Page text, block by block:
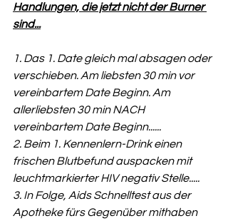
Handlungen, die jetzt nicht der Burner
sind...
1. Das 1. Date gleich mal absagen oder
verschieben. Am liebsten 30 min vor
vereinbartem Date Beginn. Am
allerliebsten 30 min NACH
vereinbartem Date Beginn......
2. Beim 1. Kennenlern-Drink einen
frischen Blutbefund auspacken mit
leuchtmarkierter HIV negativ Stelle.....
3. In Folge, Aids Schnelltest aus der
Apotheke fürs Gegenüber mithaben